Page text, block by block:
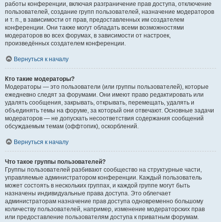
работы конференции, включая разграничение прав доступа, отключение
пользователей, создание групп пользователей, назначение модераторов
и т. п., в зависимости от прав, предоставленных им создателем
конференции. Они также могут обладать всеми возможностями
модераторов во всех форумах, в зависимости от настроек,
произведённых создателем конференции.
Вернуться к началу
Кто такие модераторы?
Модераторы — это пользователи (или группы пользователей), которые
ежедневно следят за форумами. Они имеют право редактировать или
удалять сообщения, закрывать, открывать, перемещать, удалять и
объединять темы на форуме, за который они отвечают. Основные задачи
модераторов — не допускать несоответствия содержания сообщений
обсуждаемым темам (оффтопик), оскорблений.
Вернуться к началу
Что такое группы пользователей?
Группы пользователей разбивают сообщество на структурные части,
управляемые администратором конференции. Каждый пользователь
может состоять в нескольких группах, и каждой группе могут быть
назначены индивидуальные права доступа. Это облегчает
администраторам назначение прав доступа одновременно большому
количеству пользователей, например, изменение модераторских прав
или предоставление пользователям доступа к приватным форумам.